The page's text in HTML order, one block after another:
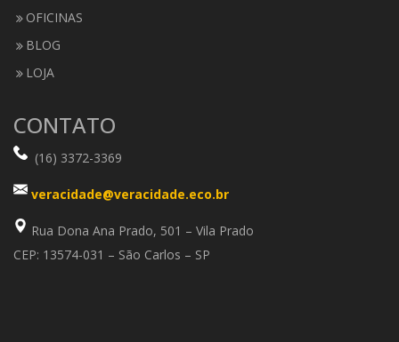
OFICINAS
BLOG
LOJA
CONTATO
(16) 3372-3369
veracidade@veracidade.eco.br
Rua Dona Ana Prado, 501 – Vila Prado
CEP: 13574-031 – São Carlos – SP